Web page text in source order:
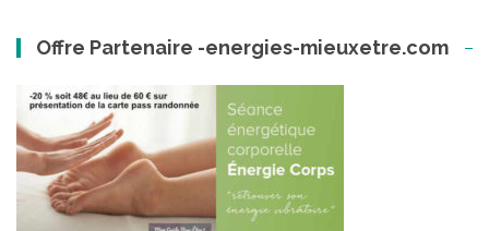
Offre Partenaire -energies-mieuxetre.com